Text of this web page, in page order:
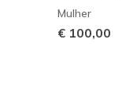
Mulher
€ 100,00